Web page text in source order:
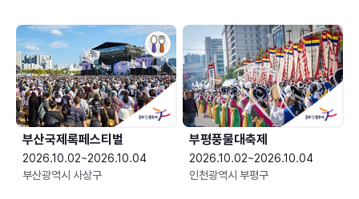
부산국제록페스티벌
2026.10.02~2026.10.04
부산광역시 사상구
부평풍물대축제
2026.10.02~2026.10.04
인천광역시 부평구